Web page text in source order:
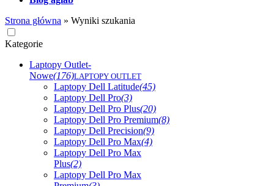
Strona główna » Wyniki szukania
Kategorie
Laptopy Outlet-
Nowe(176)LAPTOPY OUTLET
Laptopy Dell Latitude(45)
Laptopy Dell Pro(3)
Laptopy Dell Pro Plus(20)
Laptopy Dell Pro Premium(8)
Laptopy Dell Precision(9)
Laptopy Dell Pro Max(4)
Laptopy Dell Pro Max
Plus(2)
Laptopy Dell Pro Max